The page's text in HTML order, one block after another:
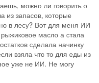
можно ли говорить о
из запасов, которые
в лесу? Вот для меня ИИ
масло а стала
сделала начинку
взяла что то для еды из
уже не ИИ. Не могу